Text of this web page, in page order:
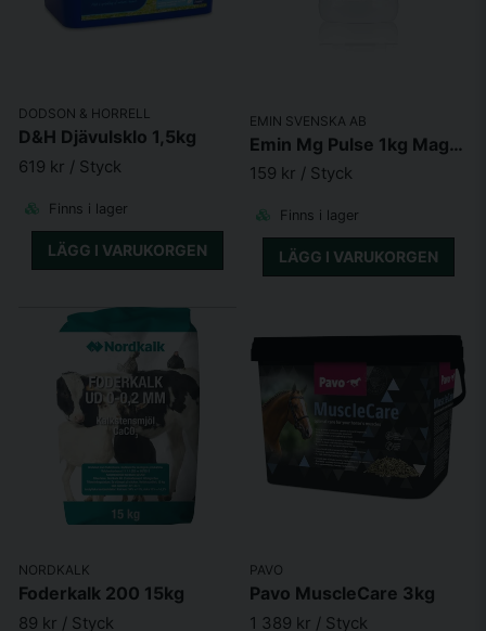
DODSON & HORRELL
D&H Djävulsklo 1,5kg
619 kr / Styck
Finns i lager
LÄGG I VARUKORGEN
EMIN SVENSKA AB
Emin Mg Pulse 1kg Magnesium
159 kr / Styck
Finns i lager
LÄGG I VARUKORGEN
NORDKALK
Foderkalk 200 15kg
89 kr / Styck
PAVO
Pavo MuscleCare 3kg
1 389 kr / Styck